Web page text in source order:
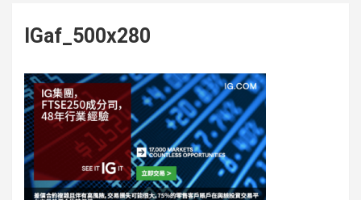
IGaf_500x280